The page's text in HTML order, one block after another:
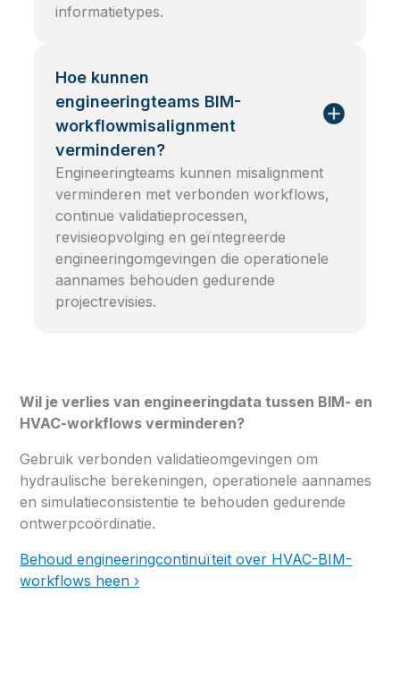
informatietypes.
Hoe kunnen
engineeringteams BIM-
workflowmisalignment
verminderen?
Engineeringteams kunnen misalignment
verminderen met verbonden workflows,
continue validatieprocessen,
revisieopvolging en geïntegreerde
engineeringomgevingen die operationele
aannames behouden gedurende
projectrevisies.
Wil je verlies van engineeringdata tussen BIM- en
HVAC-workflows verminderen?
Gebruik verbonden validatieomgevingen om
hydraulische berekeningen, operationele aannames
en simulatieconsistentie te behouden gedurende
ontwerpcoördinatie.
Behoud engineeringcontinuïteit over HVAC-BIM-
workflows heen ›